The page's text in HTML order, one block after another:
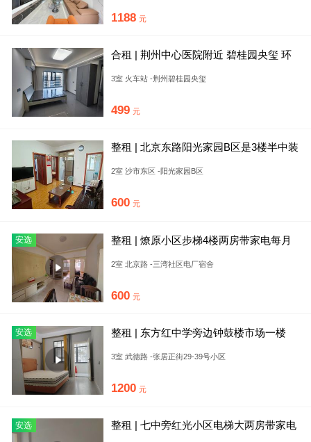
1188 元
合租 | 荆州中心医院附近 碧桂园央玺 环
3室 火车站 -荆州碧桂园央玺
499 元
整租 | 北京东路阳光家园B区是3楼半中装
2室 沙市东区 -阳光家园B区
600 元
安选
整租 | 燎原小区步梯4楼两房带家电每月
2室 北京路 -三湾社区电厂宿舍
600 元
安选 整租 | 东方红中学旁边钟鼓楼市场一楼
3室 武德路 -张居正街29-39号小区
1200 元
安选
整租 | 七中旁红光小区电梯大两房带家电